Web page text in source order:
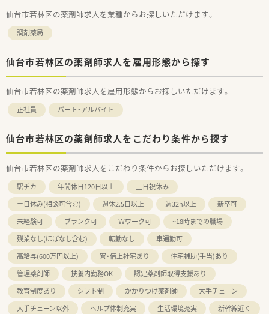
仙台市若林区の薬剤師求人を業種からお探しいただけます。
調剤薬局
仙台市若林区の薬剤師求人を雇用形態から探す
仙台市若林区の薬剤師求人を雇用形態からお探しいただけます。
正社員 パート・アルバイト
仙台市若林区の薬剤師求人をこだわり条件から探す
仙台市若林区の薬剤師求人をこだわり条件からお探しいただけます。
駅チカ 年間休日120日以上
土日祝休み
土日休み(相談可含む)
週休2.5日以上 週32h以上
新卒可
未経験可
ブランク可 Ｗワーク可
~18時までの職場
残業なし(ほぼなし含む)
転勤なし
車通勤可
高給与(600万円以上)
寮・借上社宅あり
住宅補助(手当)あり
管理薬剤師
扶養内勤務OK
認定薬剤師取得支援あり
教育制度あり
シフト制 かかりつけ薬剤師
大手チェーン
大手チェーン以外
ヘルプ体制充実 生活環境充実
新幹線近く